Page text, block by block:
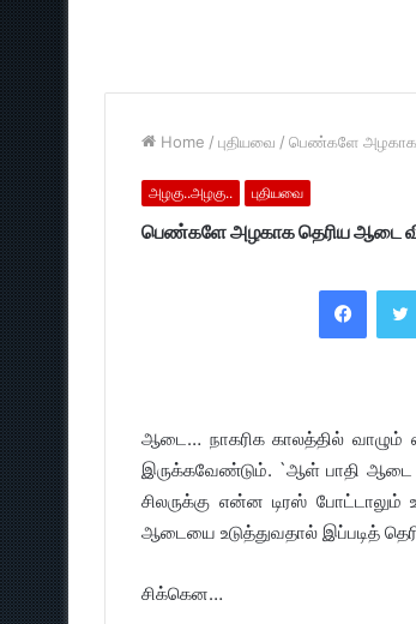
Home / புதியவை / பெண்களே அழகாக
அழகு..அழகு.. புதியவை
பெண்களே அழகாக தெரிய ஆடை
ஆடை… நாகரிக காலத்தில்
இருக்கவேண்டும். `ஆள் பாதி ஆடை
சிலருக்கு என்ன டிரஸ் போட்டாலும்
ஆடையை உடுத்துவதால் இப்படித்
சிக்கென…